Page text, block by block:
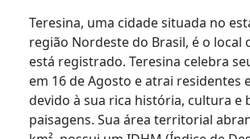
Teresina, uma cidade situada no
região Nordeste do Brasil, é o local
está registrado. Teresina celebra
em 16 de Agosto e atrai residentes
devido à sua rica história, cultura e
paisagens. Sua área territorial